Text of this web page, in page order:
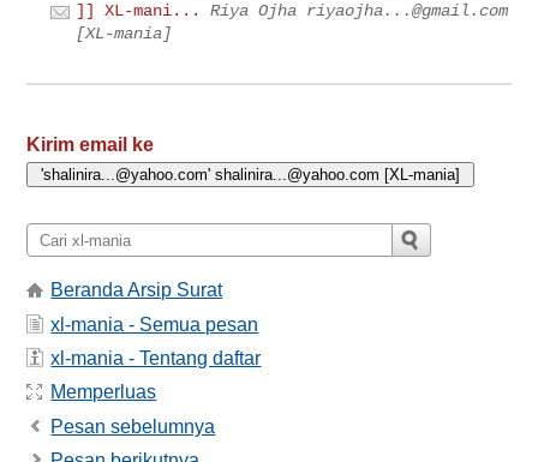
]] XL-mani...
Riya Ojha riyaojha...@gmail.com
[XL-mania]
Kirim email ke
Beranda Arsip Surat
xl-mania - Semua pesan
xl-mania - Tentang daftar
Memperluas
Pesan sebelumnya